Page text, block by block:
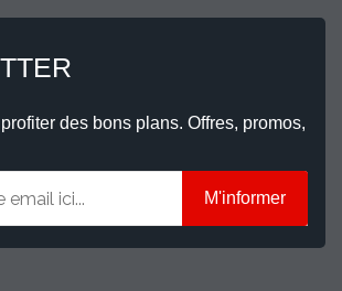
des bons plans. Offres, promos,
M'informer